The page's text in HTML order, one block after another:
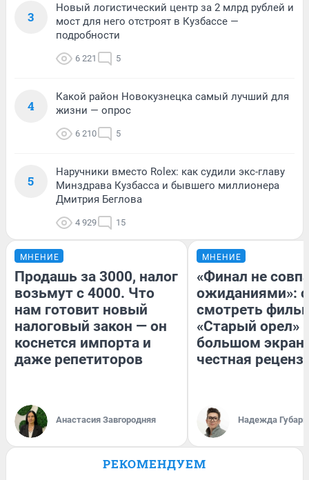
3
Новый логистический центр за 2 млрд рублей и
мост для него отстроят в Кузбассе —
подробности
6 221 5
4
Какой район Новокузнецка самый лучший для
жизни — опрос
6 210 5
5
Наручники вместо Rolex: как судили экс-главу
Минздрава Кузбасса и бывшего миллионера
Дмитрия Беглова
4 929 15
МНЕНИЕ
Продашь за 3000, налог
возьмут с 4000. Что
нам готовит новый
налоговый закон — он
коснется импорта и
даже репетиторов
Анастасия Завгородняя
МНЕНИЕ
«Финал не
ожиданиями»:
смотреть
«Старый орел»
большом
честная
Надежда Губарь
РЕКОМЕНДУЕМ